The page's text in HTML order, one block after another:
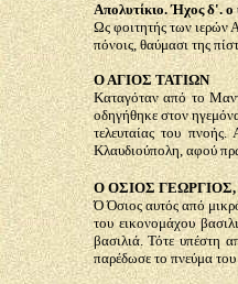
Απολυτίκιο. Ήχος δ'.
Ως φοιτητής των ιερών
πόνοις, θαύμασι της
Ο ΑΓΙΟΣ ΤΑΤΙΩΝ
Καταγόταν από το
οδηγήθηκε στον
τελευταίας του
Κλαυδιούπολη, αφού
Ο ΟΣΙΟΣ ΓΕΩΡΓΙΟΣ, ο
Ό Όσιος αυτός από
του εικονομάχου
βασιλιά. Τότε υπέστη
παρέδωσε το πνεύμα